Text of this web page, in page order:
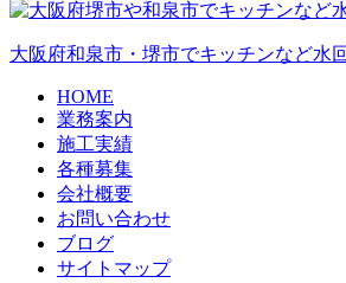
大阪府和泉市・堺市でキッチンなど水
HOME
業務案内
施工実績
各種募集
会社概要
お問い合わせ
ブログ
サイトマップ